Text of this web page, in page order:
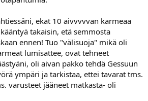
ekat 10 aivvvvvan karmeaa
takaisin, etä semmosta
ennen! Tuo "välisuoja" mikä oli
lumisattee, ovat tehneet
oli aivan pakko tehdä Gessuun
ympäri ja tarkistaa, ettei tavarat tms.
varusteet jääneet matkasta- oli